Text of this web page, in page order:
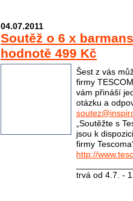
04.07.2011
Soutěž o 6 x
hodnotě 499 Kč
Šest z vás
firmy
vám přináší
otázku a
„Soutěžte s
jsou k
firmy
http://
trvá od 4.7. -